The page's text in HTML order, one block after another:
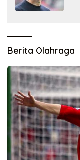
Berita Olahraga